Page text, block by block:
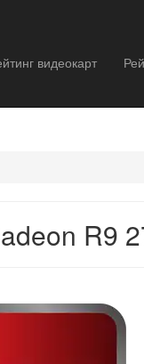
видеокарт
R9